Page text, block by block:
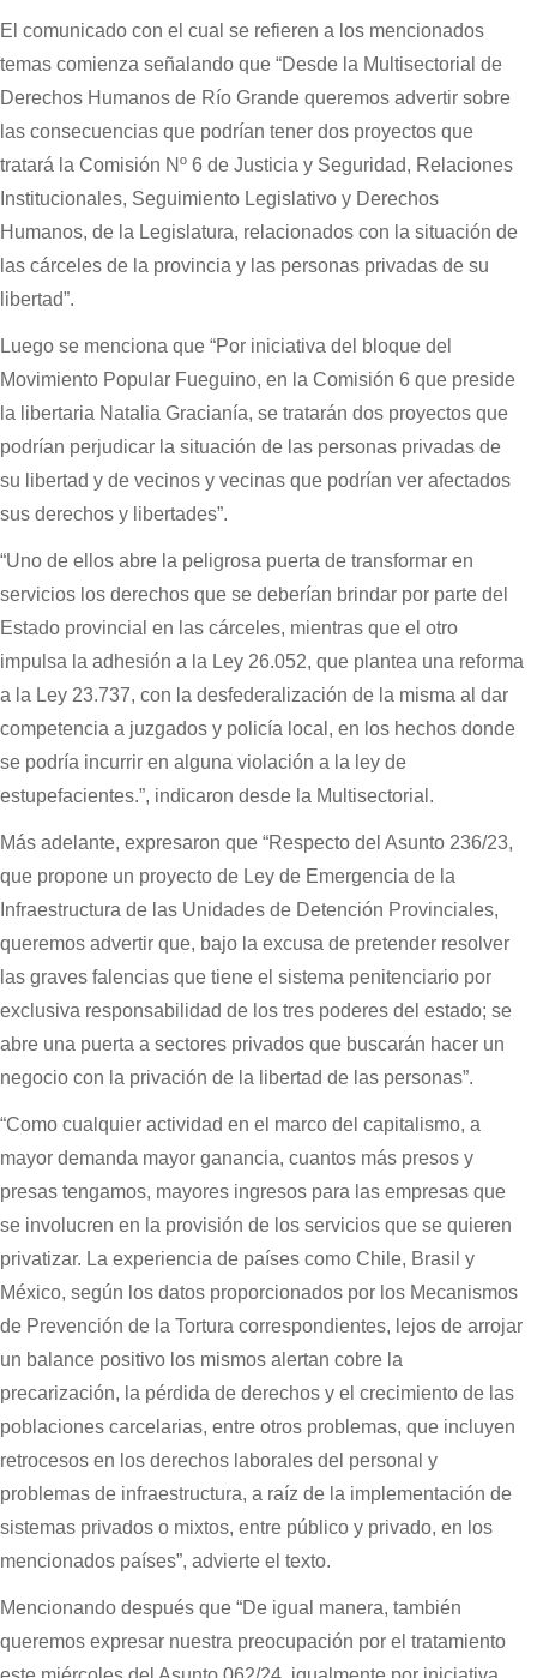
El comunicado con el cual se refieren a los mencionados
temas comienza señalando que “Desde la Multisectorial de
Derechos Humanos de Río Grande queremos advertir sobre
las consecuencias que podrían tener dos proyectos que
tratará la Comisión Nº 6 de Justicia y Seguridad, Relaciones
Institucionales, Seguimiento Legislativo y Derechos
Humanos, de la Legislatura, relacionados con la situación de
las cárceles de la provincia y las personas privadas de su
libertad”.
Luego se menciona que “Por iniciativa del bloque del
Movimiento Popular Fueguino, en la Comisión 6 que preside
la libertaria Natalia Gracianía, se tratarán dos proyectos que
podrían perjudicar la situación de las personas privadas de
su libertad y de vecinos y vecinas que podrían ver afectados
sus derechos y libertades”.
“Uno de ellos abre la peligrosa puerta de transformar en
servicios los derechos que se deberían brindar por parte del
Estado provincial en las cárceles, mientras que el otro
impulsa la adhesión a la Ley 26.052, que plantea una reforma
a la Ley 23.737, con la desfederalización de la misma al dar
competencia a juzgados y policía local, en los hechos donde
se podría incurrir en alguna violación a la ley de
estupefacientes.”, indicaron desde la Multisectorial.
Más adelante, expresaron que “Respecto del Asunto 236/23,
que propone un proyecto de Ley de Emergencia de la
Infraestructura de las Unidades de Detención Provinciales,
queremos advertir que, bajo la excusa de pretender resolver
las graves falencias que tiene el sistema penitenciario por
exclusiva responsabilidad de los tres poderes del estado; se
abre una puerta a sectores privados que buscarán hacer un
negocio con la privación de la libertad de las personas”.
“Como cualquier actividad en el marco del capitalismo, a
mayor demanda mayor ganancia, cuantos más presos y
presas tengamos, mayores ingresos para las empresas que
se involucren en la provisión de los servicios que se quieren
privatizar. La experiencia de países como Chile, Brasil y
México, según los datos proporcionados por los Mecanismos
de Prevención de la Tortura correspondientes, lejos de arrojar
un balance positivo los mismos alertan cobre la
precarización, la pérdida de derechos y el crecimiento de las
poblaciones carcelarias, entre otros problemas, que incluyen
retrocesos en los derechos laborales del personal y
problemas de infraestructura, a raíz de la implementación de
sistemas privados o mixtos, entre público y privado, en los
mencionados países”, advierte el texto.
Mencionando después que “De igual manera, también
queremos expresar nuestra preocupación por el tratamiento